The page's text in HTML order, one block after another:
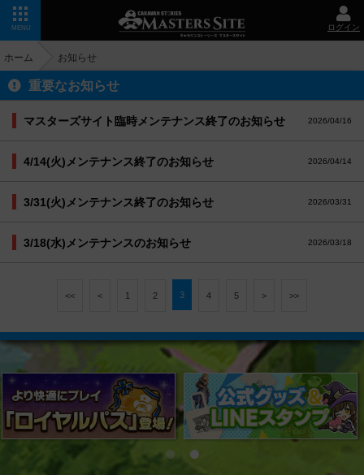
MENU ログイン
ホーム お知らせ
重要なお知らせ
マスターズサイト臨時メンテナンス終了のお知らせ 2026/04/16
4/14(火)メンテナンス終了のお知らせ 2026/04/14
3/31(火)メンテナンス終了のお知らせ 2026/03/31
3/18(水)メンテナンスのお知らせ 2026/03/18
<< < 1 2 3 4 5 > >>